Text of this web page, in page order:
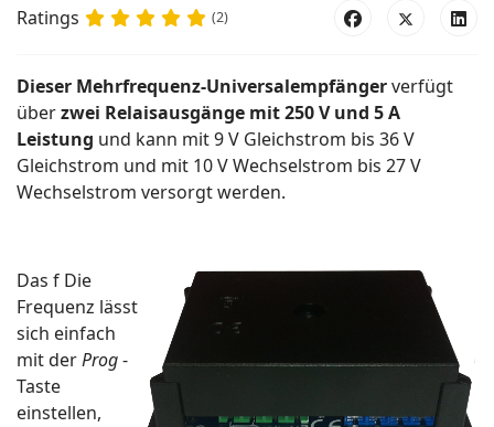
Ratings (2)
Dieser Mehrfrequenz-Universalempfängerverfügt
überzwei Relaisausgänge mit 250 V und 5 A
Leistung und kann mit 9 V Gleichstrom bis 36 V
Gleichstrom und mit 10 V Wechselstrom bis 27 V
Wechselstrom versorgt werden.
Das f Die
Frequenz lässt
sich einfach
mit derProg-
Taste
einstellen,